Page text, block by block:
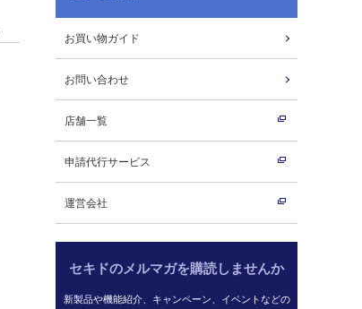
お買い物ガイド
お問い合わせ
店舗一覧
申請代行サービス
運営会社
セキドのメルマガを購読しませんか
新製品や機能紹介、キャンペーン、イベントなどの